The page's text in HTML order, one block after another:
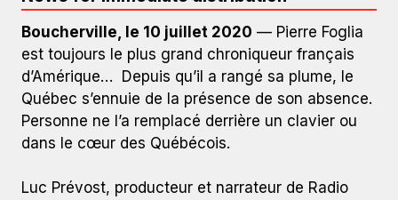
Boucherville, le 10 juillet 2020 — Pierre Foglia
est toujours le plus grand chroniqueur français
d’Amérique… Depuis qu’il a rangé sa plume, le
Québec s’ennuie de la présence de son absence.
Personne ne l’a remplacé derrière un clavier ou
dans le cœur des Québécois.
Luc Prévost, producteur et narrateur de Radio